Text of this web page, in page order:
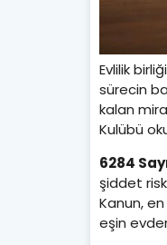
Evlilik
sürecin
kalan
Kulübü
6284
şiddet
Kanun,
eşin